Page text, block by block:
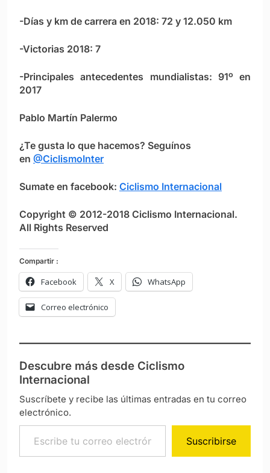
-Días y km de carrera en 2018: 72 y 12.050 km
-Victorias 2018: 7
-Principales antecedentes mundialistas: 91º en
2017
Pablo Martín Palermo
¿Te gusta lo que hacemos? Seguínos
en @CiclismoInter
Sumate en facebook: Ciclismo Internacional
Copyright © 2012-2018 Ciclismo Internacional.
All Rights Reserved
Compartir :
Facebook X WhatsApp
Correo electrónico
Descubre más desde Ciclismo
Internacional
Suscríbete y recibe las últimas entradas en tu correo
electrónico.
Escribe tu correo electrónico…
Suscribirse